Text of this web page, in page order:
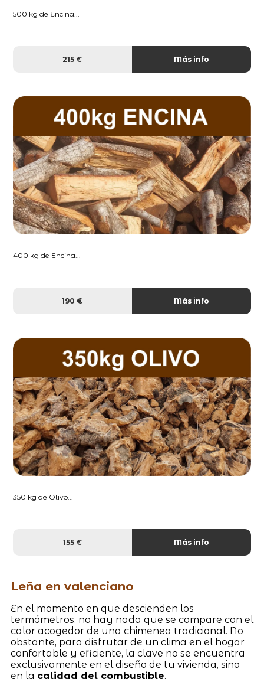
500 kg de Encina...
215 € Más info
400 kg de Encina...
190 € Más info
350 kg de Olivo...
155 € Más info
Leña en valenciano
En el momento en que descienden los
termómetros, no hay nada que se compare con el
calor acogedor de una chimenea tradicional. No
obstante, para disfrutar de un clima en el hogar
confortable y eficiente, la clave no se encuentra
exclusivamente en el diseño de tu vivienda, sino
en la calidad del combustible.